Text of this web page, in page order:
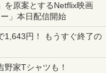
を原案とするNetflix映画
」本日配信開始
1,643円！ もうすぐ終了の
版」が67%オフで990円
家Tシャツも！